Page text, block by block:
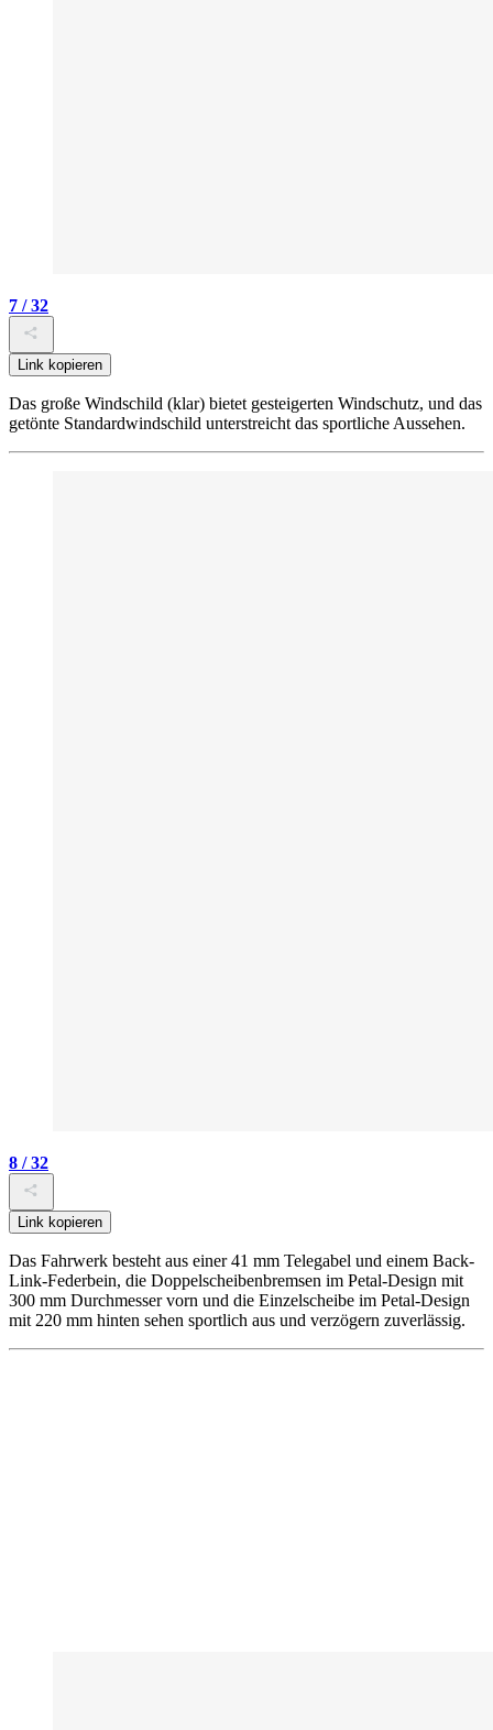
7 / 32
Link kopieren
Das große Windschild (klar) bietet gesteigerten Windschutz, und das
getönte Standardwindschild unterstreicht das sportliche Aussehen.
8 / 32
Link kopieren
Das Fahrwerk besteht aus einer 41 mm Telegabel und einem Back-
Link-Federbein, die Doppelscheibenbremsen im Petal-Design mit
300 mm Durchmesser vorn und die Einzelscheibe im Petal-Design
mit 220 mm hinten sehen sportlich aus und verzögern zuverlässig.